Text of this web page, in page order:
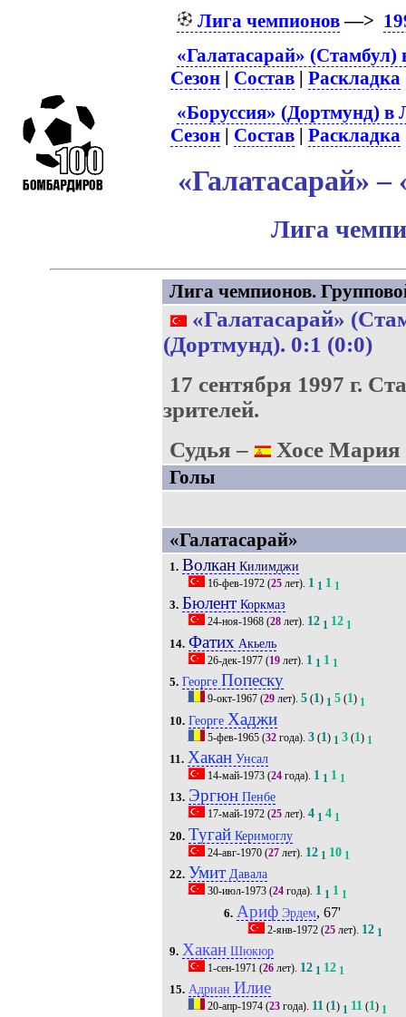
Лига чемпионов—>
«Галатасарай» (Стамбул)
Сезон | Состав |Раскладка
«Боруссия» (Дортмунд) в
Сезон | Состав |Раскладка
«Галатасарай»
Лига
Лига чемпионов.
«Галатасарай»
(Дортмунд). 0:1 (0:0)
17 сентября 1997 г.
зрителей.
Судья –
Хосе Мария
Голы
«Галатасарай»
1. ВолканКилимджи
16-фев-1972(25лет). 1 1 1 1
3. БюлентКоркмаз
24-ноя-1968(28лет). 12 1 12 1
14. Фатих Акьель
26-дек-1977(19лет). 1 1 1 1
5. Георге Попеску
9-окт-1967(29лет). 5(1) 1 5(1) 1
10. Георге Хаджи
5-фев-1965(32года). 3(1) 1 3(1) 1
11. ХаканУнсал
14-май-1973(24года). 1 1 1 1
13. ЭргюнПенбе
17-май-1972(25лет). 4 1 4 1
20. ТугайКеримоглу
24-авг-1970(27лет). 12 1 10 1
22. УмитДавала
30-июл-1973(24года). 1 1 1 1
6. АрифЭрдем, 67'
2-янв-1972 (25 лет). 12 1
9. ХаканШюкюр
1-сен-1971 (26лет). 12 1 12 1
15. Адриан Илие
20-апр-1974(23года). 11(1) 1 11(1) 1